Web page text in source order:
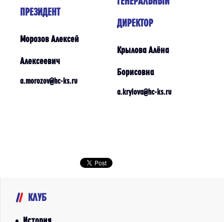
ПРЕЗИДЕНТ
Морозов Алексей
Алексеевич
a.morozov@hc-ks.ru
ДИРЕКТОР
Крылова Алёна
Борисовна
a.krylova@hc-ks.ru
КЛУБ